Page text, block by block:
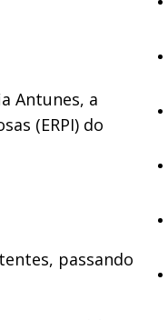
Antunes, a
(ERPI) do
passando